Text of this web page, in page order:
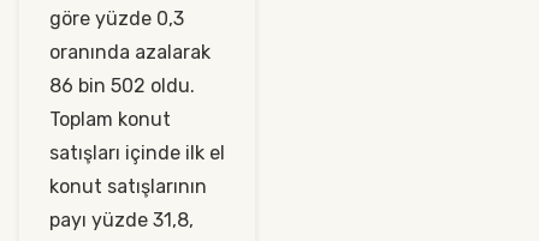
göre yüzde 0,3
oranında azalarak
86 bin 502 oldu.
Toplam konut
satışları içinde ilk el
konut satışlarının
payı yüzde 31,8,